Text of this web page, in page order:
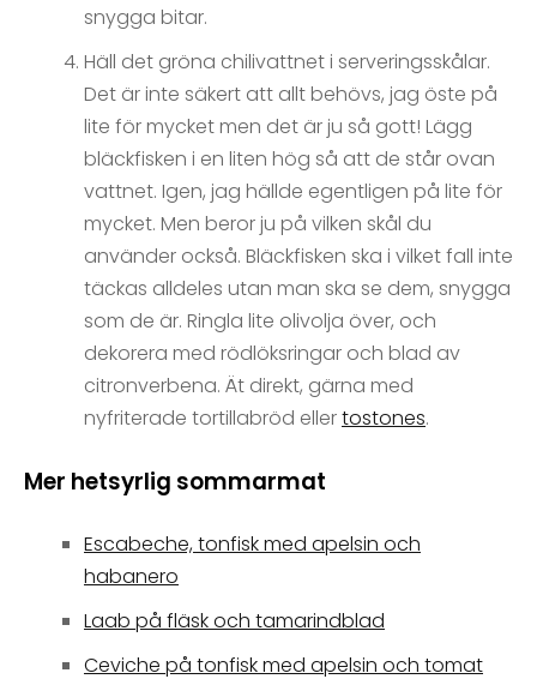
snygga bitar.
Häll det gröna chilivattnet i serveringsskålar.
Det är inte säkert att allt behövs, jag öste på
lite för mycket men det är ju så gott! Lägg
bläckfisken i en liten hög så att de står ovan
vattnet. Igen, jag hällde egentligen på lite för
mycket. Men beror ju på vilken skål du
använder också. Bläckfisken ska i vilket fall inte
täckas alldeles utan man ska se dem, snygga
som de är. Ringla lite olivolja över, och
dekorera med rödlöksringar och blad av
citronverbena. Ät direkt, gärna med
nyfriterade tortillabröd ellertostones.
Mer hetsyrlig sommarmat
Escabeche, tonfisk med apelsin och
habanero
Laab på fläsk och tamarindblad
Ceviche på tonfisk med apelsin och tomat